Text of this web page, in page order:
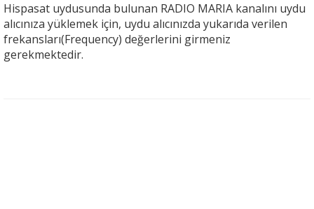
Hispasat uydusunda bulunan RADIO MARIA kanalını uydu
alıcınıza yüklemek için, uydu alıcınızda yukarıda verilen
frekansları(Frequency) değerlerini girmeniz
gerekmektedir.